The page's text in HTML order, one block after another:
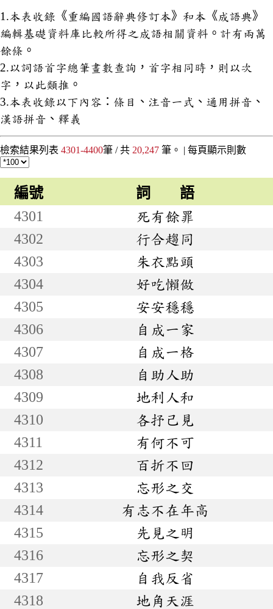
1.本表收錄《重編國語辭典修訂本》和本《成語典》
編輯基礎資料庫比較所得之成語相關資料。計有兩萬
餘條。
2.以詞語首字總筆畫數查詢，首字相同時，則以次
字，以此類推。
3.本表收錄以下內容：條目、注音一式、通用拼音、
漢語拼音、釋義
檢索結果列表 4301-4400筆 / 共 20,247 筆。 | 每頁顯示則數
編號
詞 語
4301
死有餘罪
4302
行合趨同
4303
朱衣點頭
4304
好吃懶做
4305
安安穩穩
4306
自成一家
4307
自成一格
4308
自助人助
4309
地利人和
4310
各抒己見
4311
有何不可
4312
百折不回
4313
忘形之交
4314
有志不在年高
4315
先見之明
4316
忘形之契
4317
自我反省
4318
地角天涯